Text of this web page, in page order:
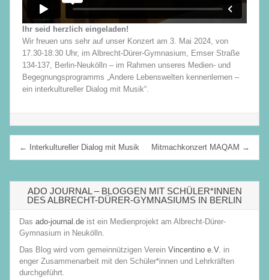
Ihr seid herzlich eingeladen!
Wir freuen uns sehr auf unser Konzert am 3. Mai 2024, von
17.30-18:30 Uhr, im Albrecht-Dürer-Gymnasium, Emser Straße
134-137, Berlin-Neukölln – im Rahmen unseres Medien- und
Begegnungsprogramms „Andere Lebenswelten kennenlernen –
ein interkultureller Dialog mit Musik“.
BeitragsnavigationMitmachkonzert MAQAM →
← Interkultureller Dialog mit Musik
ADO JOURNAL – BLOGGEN MIT SCHÜLER*INNEN
DES ALBRECHT-DÜRER-GYMNASIUMS IN BERLIN
Das ado-journal.de ist ein Medienprojekt am Albrecht-Dürer-
Gymnasium in Neukölln.
Das Blog wird vom gemeinnützigen Verein Vincentino e.V. in
enger Zusammenarbeit mit den Schüler*innen und Lehrkräften
durchgeführt.